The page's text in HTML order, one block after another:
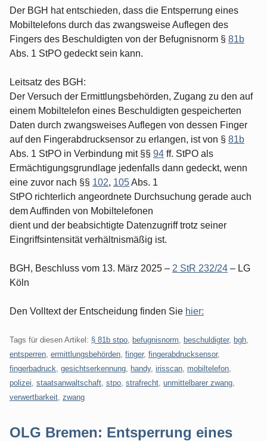
Der BGH hat entschieden, dass die Entsperrung eines
Mobiltelefons durch das zwangsweise Auflegen des
Fingers des Beschuldigten von der Befugnisnorm § 81b
Abs. 1 StPO gedeckt sein kann.
Leitsatz des BGH:
Der Versuch der Ermittlungsbehörden, Zugang zu den auf
einem Mobiltelefon eines Beschuldigten gespeicherten
Daten durch zwangsweises Auflegen von dessen Finger
auf den Fingerabdrucksensor zu erlangen, ist von § 81b
Abs. 1 StPO in Verbindung mit §§ 94 ff. StPO als
Ermächtigungsgrundlage jedenfalls dann gedeckt, wenn
eine zuvor nach §§ 102, 105Abs. 1
StPO richterlich angeordnete Durchsuchung gerade auch
dem Auffinden von Mobiltelefonen
dient und der beabsichtigte Datenzugriff trotz seiner
Eingriffsintensität verhältnismäßig ist.
BGH, Beschluss vom 13. März 2025 – 2 StR 232/24 – LG
Köln
Den Volltext der Entscheidung finden Sie hier:
Tags für diesen Artikel: § 81b stpo befugnisnorm beschuldigter, bgh
entsperren ermittlungsbehörden finger, fingerabdrucksensor,
fingerbadruck gesichtserkennung handy, irisscan mobiltelefon
polizei staatsanwaltschaft stpo strafrecht unmittelbarer zwang
verwertbarkeit zwang
OLG Bremen: Entsperrung eines